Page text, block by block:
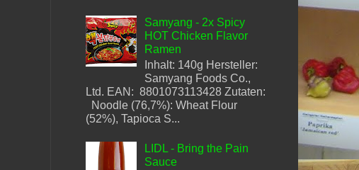
Samyang - 2x Spicy
HOT Chicken Flavor
Ramen
Inhalt: 140g Hersteller:
Samyang Foods Co.,
Ltd. EAN: 8801073113428 Zutaten:
Noodle (76,7%): Wheat Flour
(52%), Tapioca S...
LIDL - Bring the Pain
Sauce